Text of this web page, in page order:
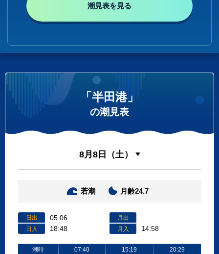
潮見表を見る
「半田港」
の潮見表
若潮 月齢24.7
日出 05:06
日入 18:48
月出
月入
14:58
潮時 07:40 15:19 20:29